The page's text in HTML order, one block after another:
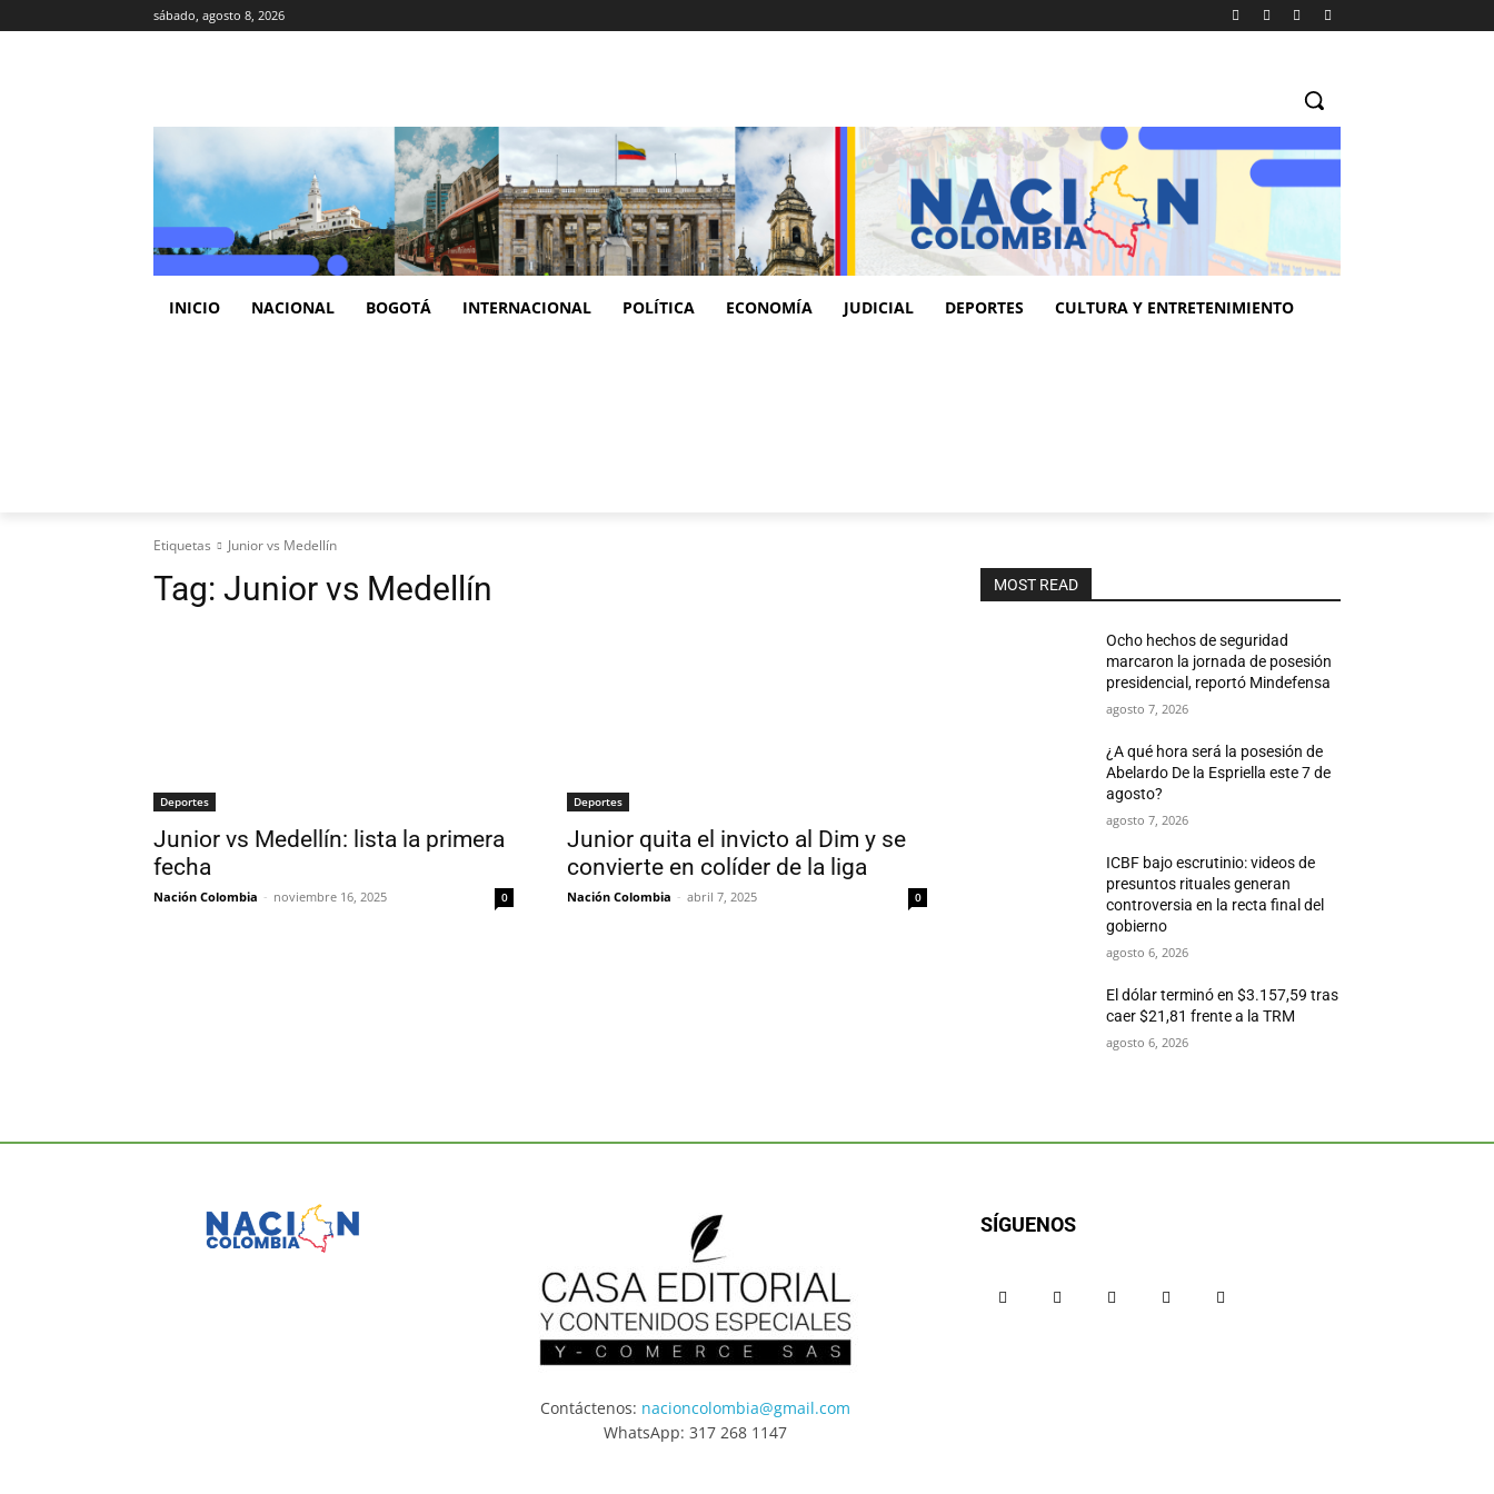
sábado, agosto 8, 2026
INICIO NACIONAL BOGOTÁ INTERNACIONAL POLÍTICA ECONOMÍA JUDICIAL DEPORTES CULTURA Y ENTRETENIMIENTO
Etiquetas Junior vs Medellín
Tag: Junior vs Medellín
Deportes
Junior vs Medellín: lista la primera
fecha
Nación Colombia - noviembre 16, 2025 0
Deportes
Junior quita el invicto al Dim y se
convierte en colíder de la liga
Nación Colombia - abril 7, 2025 0
MOST READ
Ocho hechos de seguridad
marcaron la jornada de posesión
presidencial, reportó Mindefensa
agosto 7, 2026
¿A qué hora será la posesión de
Abelardo De la Espriella este 7 de
agosto?
agosto 7, 2026
ICBF bajo escrutinio: videos de
presuntos rituales generan
controversia en la recta final del
gobierno
agosto 6, 2026
El dólar terminó en $3.157,59 tras
caer $21,81 frente a la TRM
agosto 6, 2026
Contáctenos: nacioncolombia@gmail.com
WhatsApp: 317 268 1147
SÍGUENOS